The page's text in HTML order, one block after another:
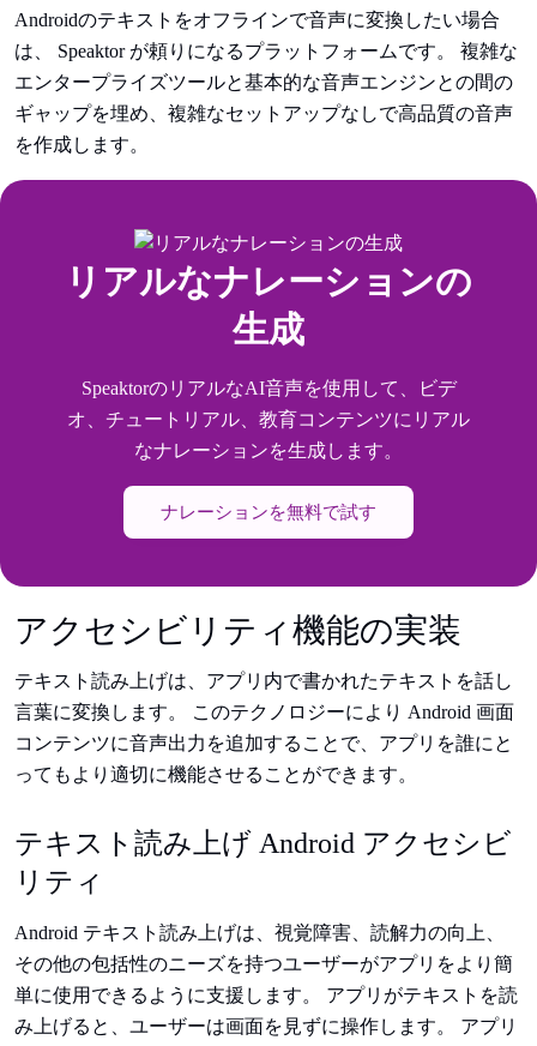
Androidのテキストをオフラインで音声に変換したい場合
は、 Speaktor が頼りになるプラットフォームです。 複雑な
エンタープライズツールと基本的な音声エンジンとの間の
ギャップを埋め、複雑なセットアップなしで高品質の音声
を作成します。
リアルなナレーションの
生成
SpeaktorのリアルなAI音声を使用して、ビデ
オ、チュートリアル、教育コンテンツにリアル
なナレーションを生成します。
ナレーションを無料で試す
アクセシビリティ機能の実装
テキスト読み上げは、アプリ内で書かれたテキストを話し
言葉に変換します。 このテクノロジーにより Android 画面
コンテンツに音声出力を追加することで、アプリを誰にと
ってもより適切に機能させることができます。
テキスト読み上げ Android アクセシビ
リティ
Android テキスト読み上げは、視覚障害、読解力の向上、
その他の包括性のニーズを持つユーザーがアプリをより簡
単に使用できるように支援します。 アプリがテキストを読
み上げると、ユーザーは画面を見ずに操作します。 アプリ